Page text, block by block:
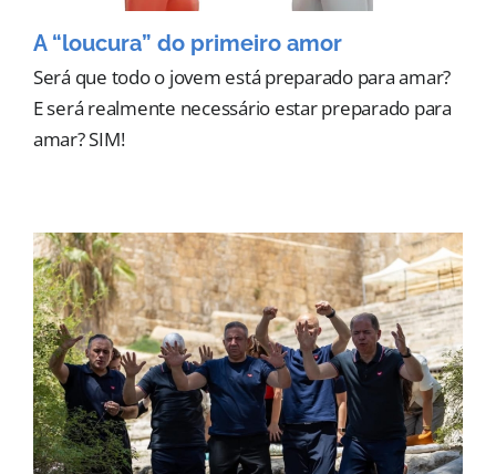
A “loucura” do primeiro amor
Será que todo o jovem está preparado para amar?
E será realmente necessário estar preparado para
amar? SIM!